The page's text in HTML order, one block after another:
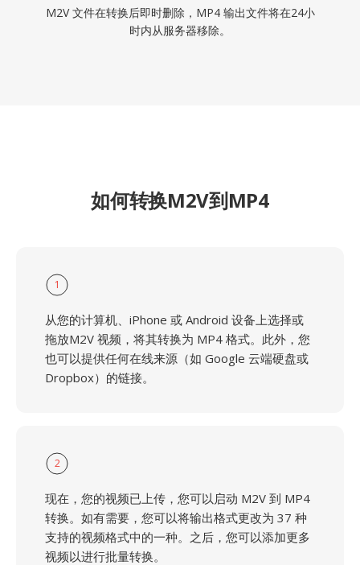
M2V 文件在转换后即时删除，MP4 输出文件将在24小
时内从服务器移除。
如何转换M2V到MP4
1
从您的计算机、iPhone 或 Android 设备上选择或
拖放M2V 视频，将其转换为 MP4 格式。此外，您
也可以提供任何在线来源（如 Google 云端硬盘或
Dropbox）的链接。
2
现在，您的视频已上传，您可以启动 M2V 到 MP4
转换。如有需要，您可以将输出格式更改为 37 种
支持的视频格式中的一种。之后，您可以添加更多
视频以进行批量转换。